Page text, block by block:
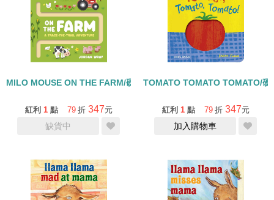
MILO MOUSE ON THE FARM/硬頁書
紅利 1 點 79 折 347元
缺貨中
TOMATO TOMATO TOMATO/硬
紅利 1 點 79 折 347元
加入購物車